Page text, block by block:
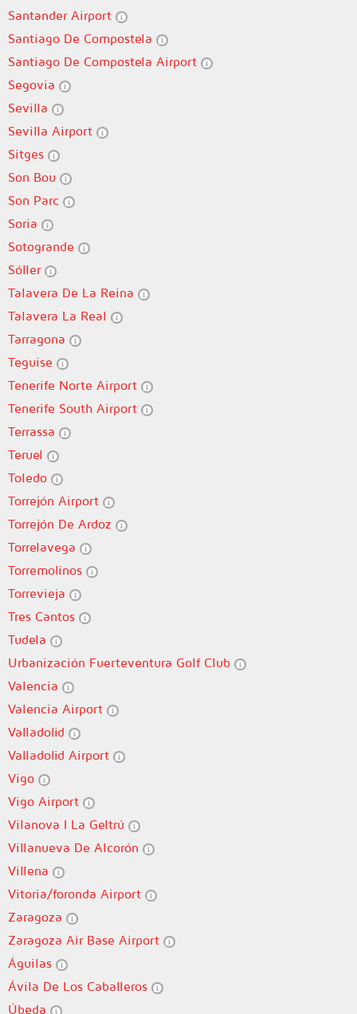
Santander Airport
Santiago De Compostela
Santiago De Compostela Airport
Segovia
Sevilla
Sevilla Airport
Sitges
Son Bou
Son Parc
Soria
Sotogrande
Sóller
Talavera De La Reina
Talavera La Real
Tarragona
Teguise
Tenerife Norte Airport
Tenerife South Airport
Terrassa
Teruel
Toledo
Torrejón Airport
Torrejón De Ardoz
Torrelavega
Torremolinos
Torrevieja
Tres Cantos
Tudela
Urbanización Fuerteventura Golf Club
Valencia
Valencia Airport
Valladolid
Valladolid Airport
Vigo
Vigo Airport
Vilanova I La Geltrú
Villanueva De Alcorón
Villena
Vitoria/foronda Airport
Zaragoza
Zaragoza Air Base Airport
Águilas
Ávila De Los Caballeros
Úbeda